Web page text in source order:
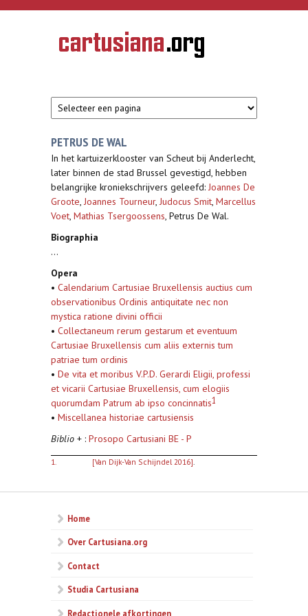
Overslaan en naar de inhoud gaan
CARTUSIANA
Geschiedenis
van de
PETRUS DE WAL
In het kartuizerklooster van Scheut bij Anderlecht,
later binnen de stad Brussel gevestigd, hebben
belangrijke kroniekschrijvers geleefd: Joannes De
Groote, Joannes Tourneur, Judocus Smit, Marcellus
Voet, Mathias Tsergoossens, Petrus De Wal.
Biographia
...
Opera
• Calendarium Cartusiae Bruxellensis auctius cum
observationibus Ordinis antiquitate nec non
mystica ratione divini officii
• Collectaneum rerum gestarum et eventuum
Cartusiae Bruxellensis cum aliis externis tum
patriae tum ordinis
• De vita et moribus V.P.D. Gerardi Eligii, professi
et vicarii Cartusiae Bruxellensis, cum elogiis
quorumdam Patrum ab ipso concinnatis1
• Miscellanea historiae cartusiensis
Biblio + : Prosopo Cartusiani BE - P
1. [Van Dijk-Van Schijndel 2016]
Home
Over Cartusiana.org
Contact
Studia Cartusiana
Redactionele afkortingen